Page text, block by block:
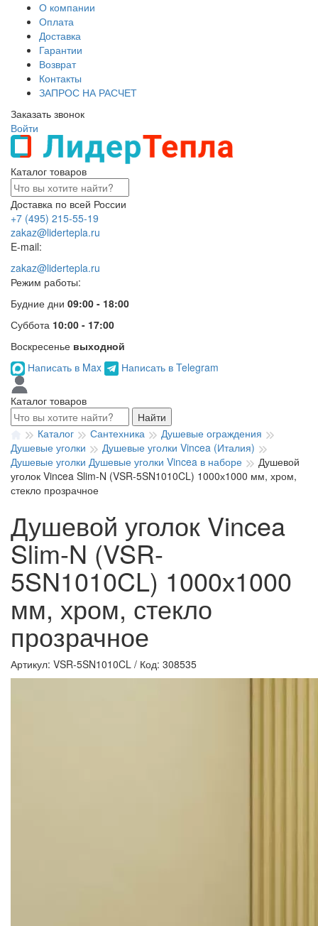
О компании
Оплата
Доставка
Гарантии
Возврат
Контакты
ЗАПРОС НА РАСЧЕТ
Заказать звонок
Войти
Каталог товаров
Доставка по всей России
+7 (495) 215-55-19
zakaz@lidertepla.ru
E-mail:
zakaz@lidertepla.ru
Режим работы:
Будние дни 09:00 - 18:00
Суббота 10:00 - 17:00
Воскресенье выходной
Написать в Max
Написать в Telegram
Каталог товаров
Найти
Каталог
Сантехника
Душевые ограждения
Душевые уголки
Душевые уголки Vincea (Италия)
Душевые уголки Душевые уголки Vincea в наборе
Душевой
уголок Vincea Slim-N (VSR-5SN1010CL) 1000х1000 мм, хром,
стекло прозрачное
Душевой уголок Vincea
Slim-N (VSR-
5SN1010CL) 1000х1000
мм, хром, стекло
прозрачное
Артикул: VSR-5SN1010CL / Код: 308535